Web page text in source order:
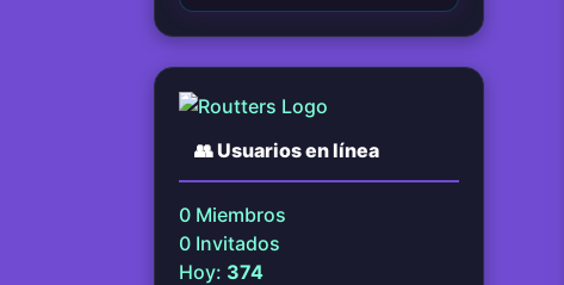
👥Usuarios en línea
0 Miembros
0 Invitados
Hoy: 374